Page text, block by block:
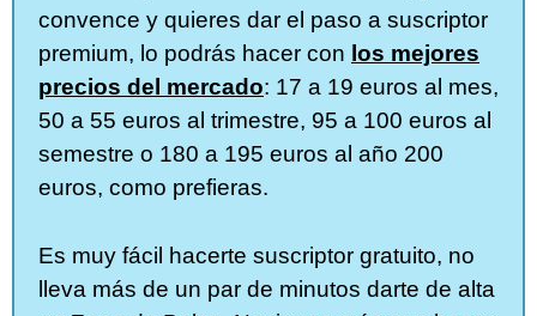
convence y quieres dar el paso a suscriptor
premium, lo podrás hacer con los mejores
precios del mercado: 17 a 19 euros al mes,
50 a 55 euros al trimestre, 95 a 100 euros al
semestre o 180 a 195 euros al año 200
euros, como prefieras.
Es muy fácil hacerte suscriptor gratuito, no
lleva más de un par de minutos darte de alta